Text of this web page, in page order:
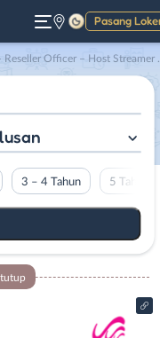
Pasang
Gelap
– Host Streamer – Partnership Officer di Rabbani
3 – 4 Tahun 5 Tahun